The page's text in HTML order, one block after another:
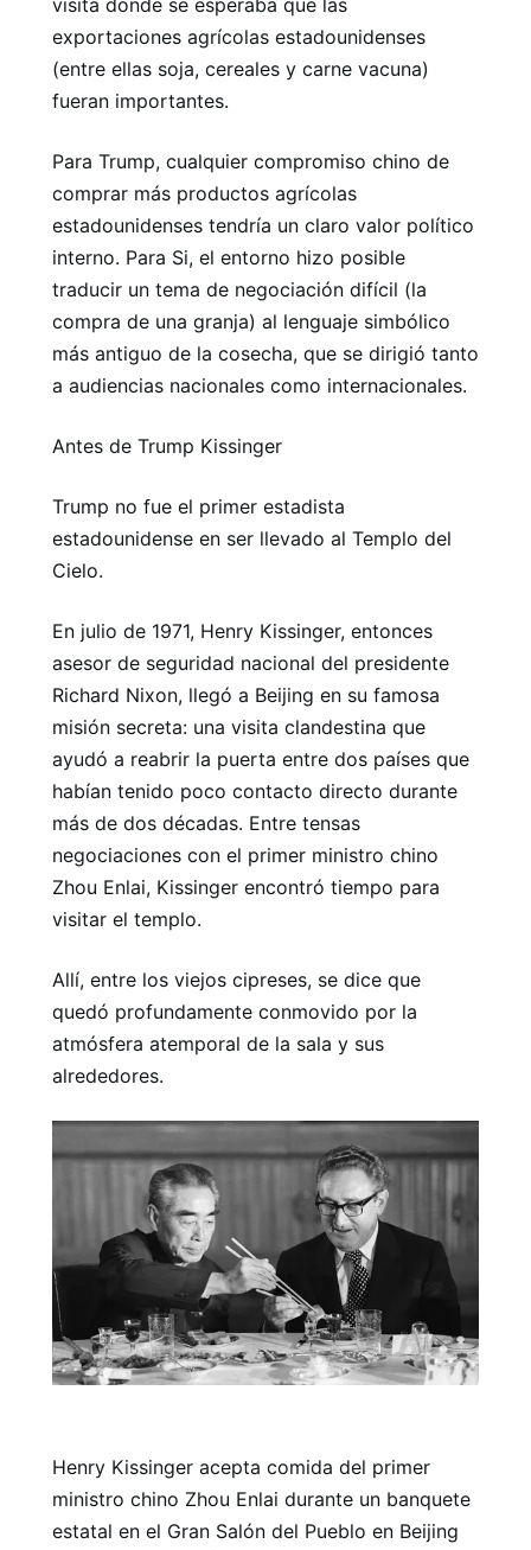
exportaciones agrícolas estadounidenses
(entre ellas soja, cereales y carne vacuna)
fueran importantes.
Para Trump, cualquier compromiso chino de
comprar más productos agrícolas
estadounidenses tendría un claro valor político
interno. Para Si, el entorno hizo posible
traducir un tema de negociación difícil (la
compra de una granja) al lenguaje simbólico
más antiguo de la cosecha, que se dirigió tanto
a audiencias nacionales como internacionales.
Antes de Trump Kissinger
Trump no fue el primer estadista
estadounidense en ser llevado al Templo del
Cielo.
En julio de 1971, Henry Kissinger, entonces
asesor de seguridad nacional del presidente
Richard Nixon, llegó a Beijing en su famosa
misión secreta: una visita clandestina que
ayudó a reabrir la puerta entre dos países que
habían tenido poco contacto directo durante
más de dos décadas. Entre tensas
negociaciones con el primer ministro chino
Zhou Enlai, Kissinger encontró tiempo para
visitar el templo.
Allí, entre los viejos cipreses, se dice que
quedó profundamente conmovido por la
atmósfera atemporal de la sala y sus
alrededores.
Henry Kissinger acepta comida del primer
ministro chino Zhou Enlai durante un banquete
estatal en el Gran Salón del Pueblo en Beijing